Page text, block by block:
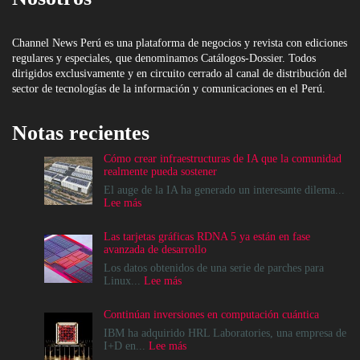
Channel News Perú es una plataforma de negocios y revista con ediciones
regulares y especiales, que denominamos Catálogos-Dossier. Todos
dirigidos exclusivamente y en circuito cerrado al canal de distribución del
sector de tecnologías de la información y comunicaciones en el Perú.
Notas recientes
Cómo crear infraestructuras de IA que la comunidad
realmente pueda sostener
El auge de la IA ha generado un interesante dilema...
Lee más:
infraestructuras
de
IA
que
realmente
pueda
sostener
Las tarjetas gráficas RDNA 5 ya están en fase
avanzada de desarrollo
Los datos obtenidos de una serie de parches para
Linux... Lee más:
gráficas
RDNA
5
Continúan inversiones en computación cuántica
IBM ha adquirido HRL Laboratories, una empresa de
I+D en... Lee más: